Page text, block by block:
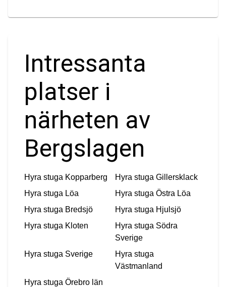
Intressanta
platser i
närheten av
Bergslagen
Hyra stuga Kopparberg Hyra stuga Gillersklack
Hyra stuga Löa Hyra stuga Östra Löa
Hyra stuga Bredsjö Hyra stuga Hjulsjö
Hyra stuga Kloten Hyra stuga Södra
Sverige
Hyra stuga Sverige
Hyra stuga
Västmanland
Hyra stuga Örebro län